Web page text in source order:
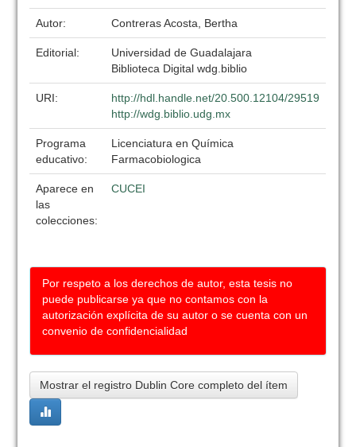
Autor: Contreras Acosta, Bertha
Editorial:
Universidad de Guadalajara
Biblioteca Digital wdg.biblio
URI:
http://hdl.handle.net/20.500.12104/29519
http://wdg.biblio.udg.mx
Programa
educativo:
Licenciatura en Química
Farmacobiologica
Aparece en
las
colecciones:
CUCEI
Por respeto a los derechos de autor, esta tesis no
puede publicarse ya que no contamos con la
autorización explícita de su autor o se cuenta con un
convenio de confidencialidad
Mostrar el registro Dublin Core completo del ítem